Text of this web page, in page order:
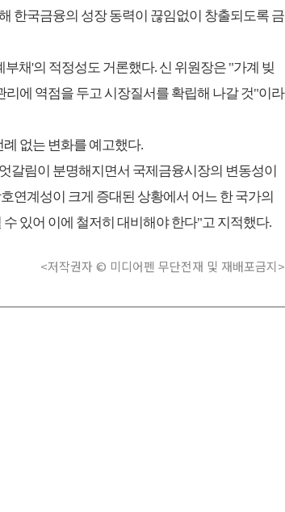
한국금융의 성장 동력이 끊임없이 창출되도록 금
채'의 적정성도 거론했다. 신 위원장은 "가계 빚
에 역점을 두고 시장질서를 확립해 나갈 것"이라
없는 변화를 예고했다.
갈림이 분명해지면서 국제금융시장의 변동성이
연계성이 크게 증대된 상황에서 어느 한 국가의
있어 이에 철저히 대비해야 한다"고 지적했다.
<저작권자 © 미디어펜 무단전재 및 재배포금지>